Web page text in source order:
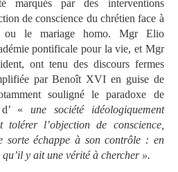
marqués par des interventions
de conscience du chrétien face à
ou le mariage homo. Mgr Elio
pontificale pour la vie, et Mgr
ont tenu des discours fermes
par Benoît XVI en guise de
souligné le paradoxe de
d’ «une société idéologiquement
tolérer l’objection de conscience,
sorte échappe à son contrôle : en
qu’il y ait une vérité à chercher ».